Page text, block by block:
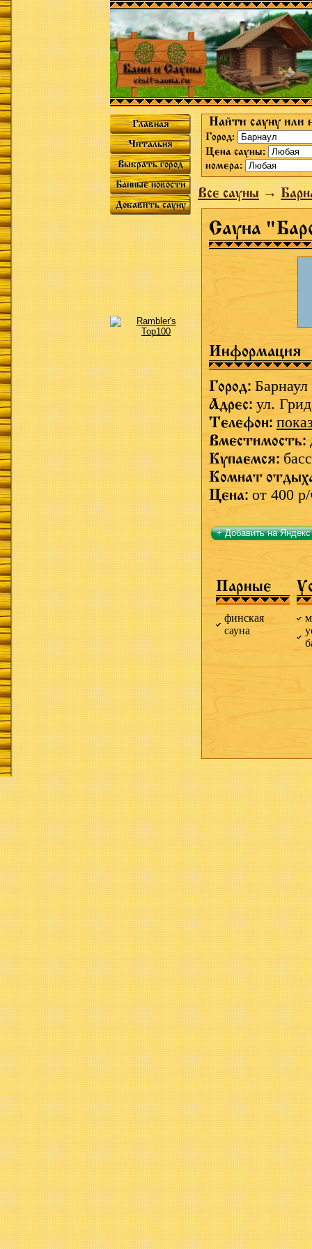
Главная
Читальня
Выбрать город
Банные новости
Добавить сауну
Найти сауну или
Город:
Цена сауны:
номера:
Все сауны→
Сауна
Информация
Город: Барнаул
Адрес: ул.
Телефон:
Вместимость:
Купаемся:
Комнат
Цена: от 400
+ Добавить на Яндекс
Парные
финская
сауна